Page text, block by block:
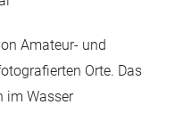
Amateur- und
Orte. Das
im Wasser